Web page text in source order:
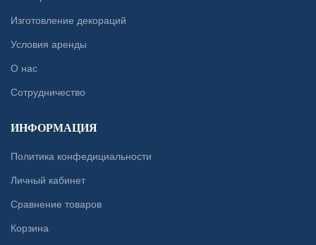
Изготовление декораций
Условия аренды
О нас
Сотрудничество
ИНФОРМАЦИЯ
Политика конфедициальности
Личный кабинет
Сравнение товаров
Корзина